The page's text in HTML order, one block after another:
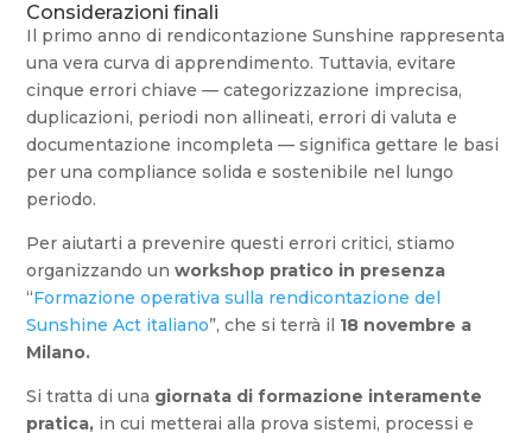
Considerazioni finali
Il primo anno di rendicontazione Sunshine rappresenta
una vera curva di apprendimento. Tuttavia, evitare
cinque errori chiave — categorizzazione imprecisa,
duplicazioni, periodi non allineati, errori di valuta e
documentazione incompleta — significa gettare le basi
per una compliance solida e sostenibile nel lungo
periodo.
Per aiutarti a prevenire questi errori critici, stiamo
organizzando unworkshop pratico in presenza
“Formazione operativa sulla rendicontazione del
Sunshine Act italiano”, che si terrà il 18 novembre a
Milano.
Si tratta di una giornata di formazione interamente
pratica, in cui metterai alla prova sistemi, processi e